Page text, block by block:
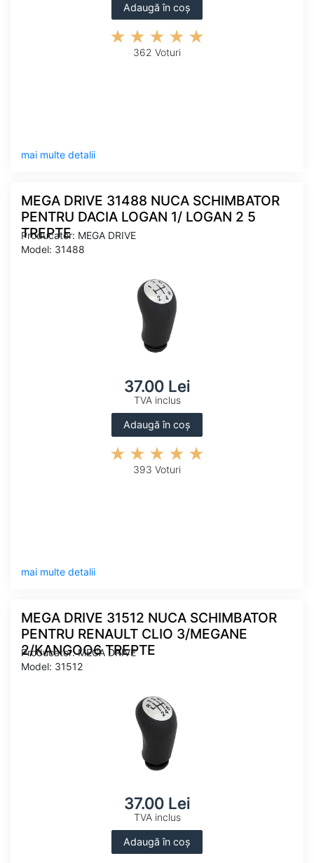
Adaugă în coș
362 Voturi
mai multe detalii
MEGA DRIVE 31488 NUCA SCHIMBATOR
PENTRU DACIA LOGAN 1/ LOGAN 2 5
TREPTE
Producator: MEGA DRIVE
Model: 31488
37.00 Lei
TVA inclus
Adaugă în coș
393 Voturi
mai multe detalii
MEGA DRIVE 31512 NUCA SCHIMBATOR
PENTRU RENAULT CLIO 3/MEGANE
2/KANGOO6 TREPTE
Producator: MEGA DRIVE
Model: 31512
37.00 Lei
TVA inclus
Adaugă în coș